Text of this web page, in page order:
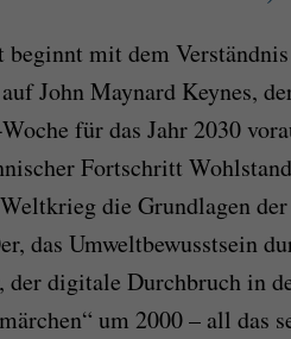
beginnt mit dem
John Maynard Keynes,
für das Jahr 2030
Fortschritt
die Grundlagen
das Umweltbewusstsein
der digitale Durchbruch in
um 2000 – all das